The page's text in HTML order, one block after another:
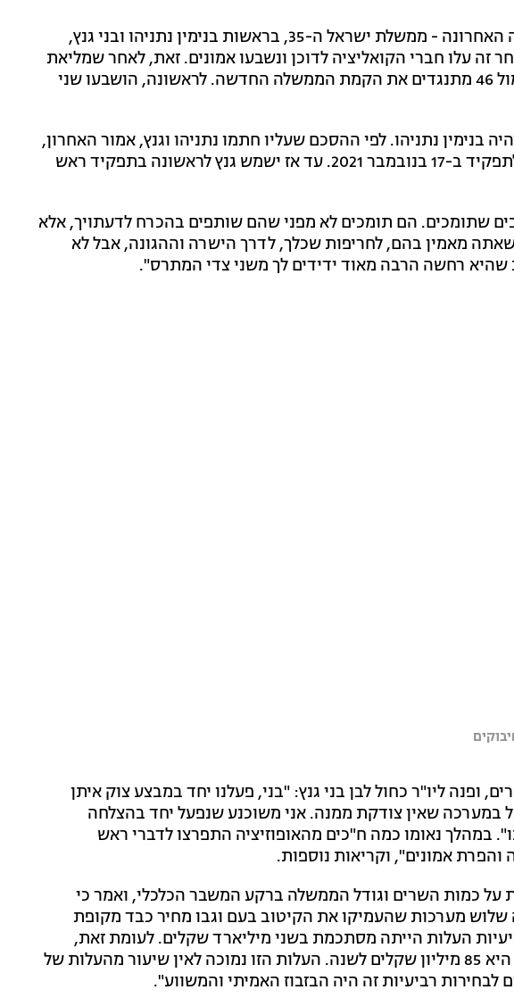
חמש שנים לאחר שהושבעה הממשלה האחרונה - ממשלת ישראל ה-35, בראשות בנימין נתניהו ובני גנץ,
זה עלו חברי הקואליציה לדוכן ונשבעו אמונים. זאת, לאחר שמליאת
הכנסת אישרה ברוב של 73 תומכים מול 46 מתנגדים את הקמת הממשלה החדשה. לראשונה, הושבעו שני
בנימין נתניהו. לפי ההסכם שעליו חתמו נתניהו וגנץ, אמור האחרון,
שיהיה ראש הממשלה ה-13, להיכנס לתפקיד ב-17 בנובמבר 2021. עד אז ישמש גנץ לראשונה בתפקיד ראש
שתומכים. הם תומכים לא מפני שהם שותפים בהכרח לדעתויך, אלא
מאמין בהם, לחריפות שכלך, לדרך הישרה וההגונה, אבל לא
רחשה הרבה מאוד ידידים לך משני צדי המתרס".
ופנה ליו"ר כחול לבן בני גנץ: "בני, פעלנו יחד במבצע צוק איתן
במערכה שאין צודקת ממנה. אני משוכנע שנפעל יחד בהצלחה
במהלך נאומו כמה ח"כים מהאופוזיציה התפרצו לדברי ראש
אמונים", וקריאות נוספות.
על כמות השרים וגודל הממשלה ברקע המשבר הכלכלי, ואמר כי
מערכות שהעמיקו את הקיטוב בעם וגבו מחיר כבד מקופת
העלות הייתה מסתכמת בשני מיליארד שקלים. לעומת זאת,
העלות הנוספת של ממשלת האחדות היא 85 מיליון שקלים לשנה. העלות הזו נמוכה לאין שיעור מהעלות של
לבחירות רביעיות זה היה הבזבוז האמיתי והמשווע".